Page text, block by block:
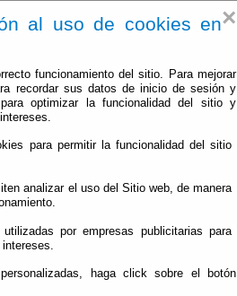
×
al uso de cookies en
funcionamiento del sitio. Para mejorar
recordar sus datos de inicio de sesión y
optimizar la funcionalidad del sitio y
para permitir la funcionalidad del sitio
analizar el uso del Sitio web, de manera
por empresas publicitarias para
haga click sobre el botón